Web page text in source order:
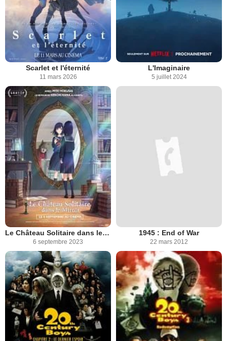
Scarlet et l'éternité
11 mars 2026
L'Imaginaire
5 juillet 2024
Le Château Solitaire dans le Miroir
6 septembre 2023
1945 : End of War
22 mars 2012